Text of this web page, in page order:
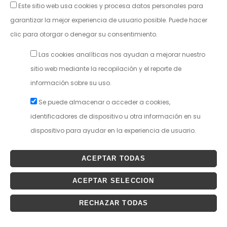
CIF: P5030302C
50001 Zaragoza
teatroprincipal@pmaei.es
Janto Ticketing Software. Todos los derechos reservados,2026
Condiciones Generales
Este sitio web usa cookies y procesa datos personales para
garantizar la mejor experiencia de usuario posible. Puede hacer
clic para otorgar o denegar su consentimiento.
Las cookies analíticas nos ayudan a mejorar nuestro
sitio web mediante la recopilación y el reporte de
información sobre su uso.
Se puede almacenar o acceder a cookies,
identificadores de dispositivo u otra información en su
dispositivo para ayudar en la experiencia de usuario.
ACEPTAR TODAS
ACEPTAR SELECCION
RECHAZAR TODAS